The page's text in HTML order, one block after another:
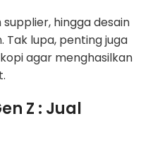
hingga desain
lupa, penting juga
agar menghasilkan
Z : Jual